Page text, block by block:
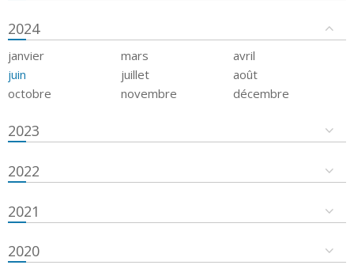
2024
janvier mars
avril
juin
juillet
août
octobre
novembre décembre
2023
2022
2021
2020